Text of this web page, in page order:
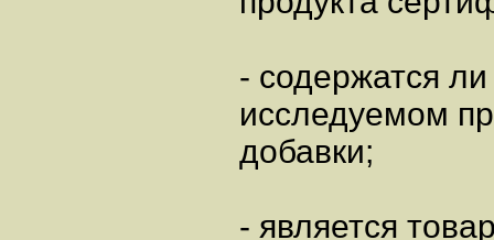
- содержатся ли
исследуемом
добавки;
- является